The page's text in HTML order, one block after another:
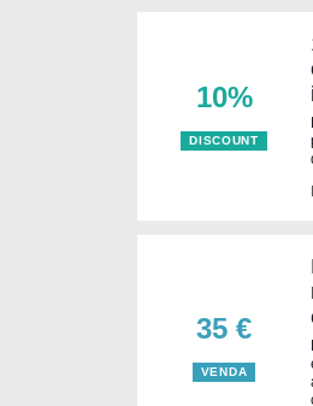
10%
DISCOUNT
35 €
VENDA